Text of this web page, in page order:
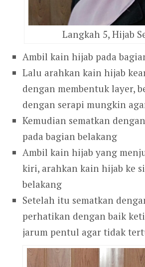
Langkah 5, Hijab
Ambil kain hijab pada
Lalu arahkan kain hijab
dengan membentuk layer,
dengan serapi mungkin
Kemudian sematkan
pada bagian belakang
Ambil kain hijab yang
kiri, arahkan kain hijab ke
belakang
Setelah itu sematkan
perhatikan dengan baik
jarum pentul agar tidak